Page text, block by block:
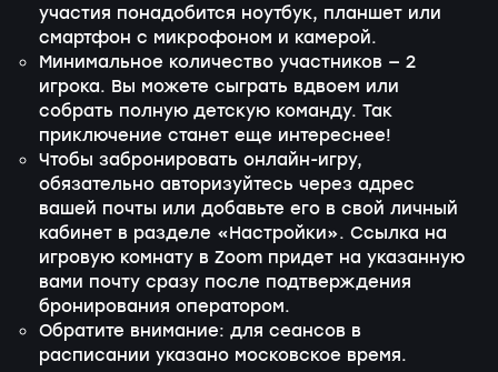
участия понадобится ноутбук, планшет или
смартфон с микрофоном и камерой.
Минимальное количество участников — 2
игрока. Вы можете сыграть вдвоем или
собрать полную детскую команду. Так
приключение станет еще интереснее!
Чтобы забронировать онлайн-игру,
обязательно авторизуйтесь через адрес
вашей почты или добавьте его в свой личный
кабинет в разделе «Настройки». Ссылка на
игровую комнату в Zoom придет на указанную
вами почту сразу после подтверждения
бронирования оператором.
Обратите внимание: для сеансов в
расписании указано московское время.